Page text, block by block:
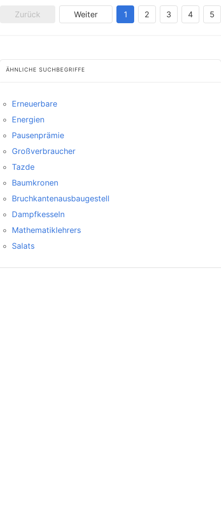
Zurück Weiter 1 2 3 4 5
ÄHNLICHE SUCHBEGRIFFE
Erneuerbare
Energien
Pausenprämie
Großverbraucher
Tazde
Baumkronen
Bruchkantenausbaugestell
Dampfkesseln
Mathematiklehrers
Salats